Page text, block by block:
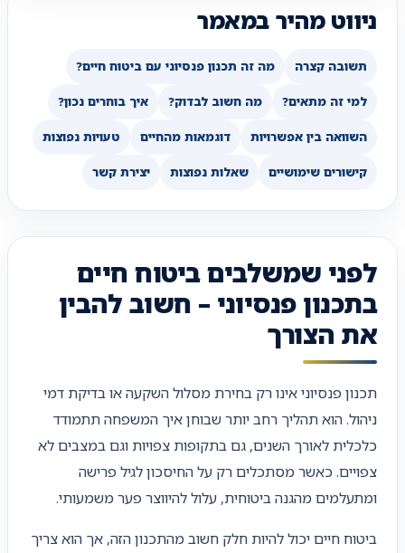
ניווט מהיר במאמר
תשובה קצרה מה זה תכנון פנסיוני עם ביטוח חיים?
למי זה מתאים? מה חשוב לבדוק? איך בוחרים נכון?
השוואה בין אפשרויות דוגמאות מהחיים טעויות נפוצות
קישורים שימושיים שאלות נפוצות יצירת קשר
לפני שמשלבים ביטוח חיים
בתכנון פנסיוני – חשוב להבין
את הצורך
תכנון פנסיוני אינו רק בחירת מסלול השקעה או בדיקת דמי
ניהול. הוא תהליך רחב יותר שבוחן איך המשפחה תתמודד
כלכלית לאורך השנים, גם בתקופות צפויות וגם במצבים לא
צפויים. כאשר מסתכלים רק על החיסכון לגיל פרישה
ומתעלמים מהגנה ביטוחית, עלול להיווצר פער משמעותי.
ביטוח חיים יכול להיות חלק חשוב מהתכנון הזה, אך הוא צריך